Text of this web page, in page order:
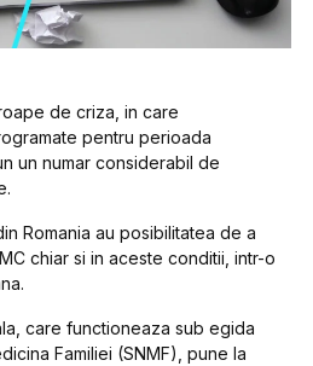
de criza, in care
pentru perioada
un numar considerabil de
Romania au posibilitatea de a
chiar si in aceste conditii, intr-o
care functioneaza sub egida
Familiei (SNMF), pune la